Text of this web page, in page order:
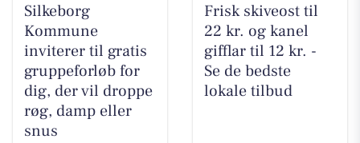
Silkeborg
Kommune
inviterer til gratis
gruppeforløb for
dig, der vil droppe
røg, damp eller
snus
Frisk skiveost til
22 kr. og kanel
gifflar til 12 kr. -
Se de bedste
lokale tilbud